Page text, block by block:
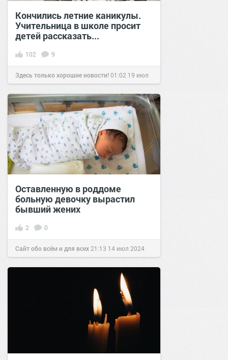
Кончились летние каникулы.
Учительница в школе просит
детей рассказать...
102 9
Здесь только хорошие новости!01:02 19 июл
2021
Оставленную в роддоме
больную девочку вырастил
бывший жених
2 0
Сайт обо всём и для всех 21:13 14 июл 2024